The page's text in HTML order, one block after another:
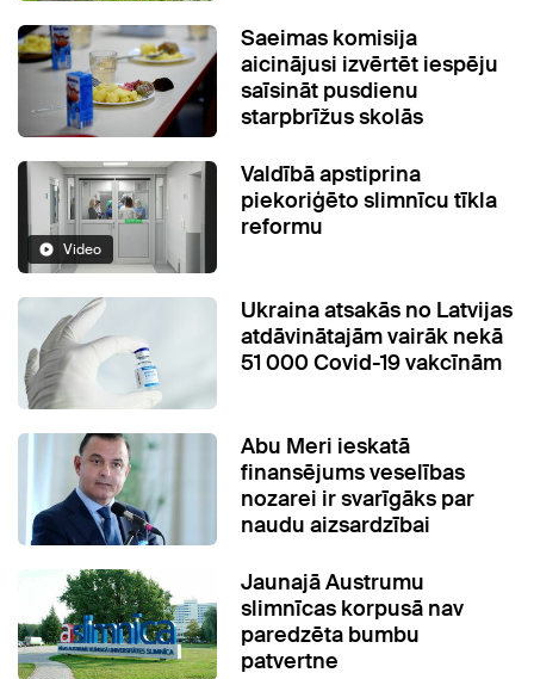
Saeimas komisija
aicinājusi izvērtēt iespēju
saīsināt pusdienu
starpbrīžus skolās
Video
Valdībā apstiprina
piekoriģēto slimnīcu tīkla
reformu
Ukraina atsakās no Latvijas
atdāvinātajām vairāk nekā
51 000 Covid-19 vakcīnām
Abu Meri ieskatā
finansējums veselības
nozarei ir svarīgāks par
naudu aizsardzībai
Jaunajā Austrumu
slimnīcas korpusā nav
paredzēta bumbu
patvertne